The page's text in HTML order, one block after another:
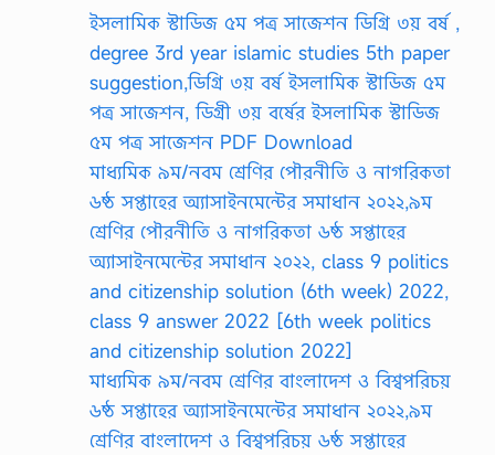
ইসলামিক স্টাডিজ ৫ম পত্র সাজেশন ডিগ্রি ৩য় বর্ষ ,
degree 3rd year islamic studies 5th paper
suggestion,ডিগ্রি ৩য় বর্ষ ইসলামিক স্টাডিজ ৫ম
পত্র সাজেশন, ডিগ্রী ৩য় বর্ষের ইসলামিক স্টাডিজ
৫ম পত্র সাজেশন PDF Download
মাধ্যমিক ৯ম/নবম শ্রেণির পৌরনীতি ও নাগরিকতা
৬ষ্ঠ সপ্তাহের অ্যাসাইনমেন্টের সমাধান ২০২২,৯ম
শ্রেণির পৌরনীতি ও নাগরিকতা ৬ষ্ঠ সপ্তাহের
অ্যাসাইনমেন্টের সমাধান ২০২২, class 9 politics
and citizenship solution (6th week) 2022,
class 9 answer 2022 [6th week politics
and citizenship solution 2022]
মাধ্যমিক ৯ম/নবম শ্রেণির বাংলাদেশ ও বিশ্বপরিচয়
৬ষ্ঠ সপ্তাহের অ্যাসাইনমেন্টের সমাধান ২০২২,৯ম
শ্রেণির বাংলাদেশ ও বিশ্বপরিচয় ৬ষ্ঠ সপ্তাহের